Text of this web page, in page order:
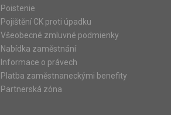
Poistenie
Pojištění CK proti úpadku
Všeobecné zmluvné podmienky
Nabídka zaměstnání
Informace o právech
Platba zaměstnaneckými benefity
Partnerská zóna